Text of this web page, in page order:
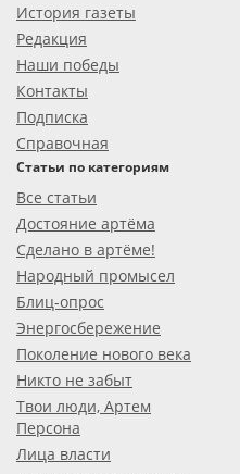
История газеты
Редакция
Наши победы
Контакты
Подписка
Справочная
Статьи по категориям
Все статьи
Достояние артёма
Сделано в артёме!
Народный промысел
Блиц-опрос
Энергосбережение
Поколение нового века
Никто не забыт
Твои люди, Артем
Персона
Лица власти